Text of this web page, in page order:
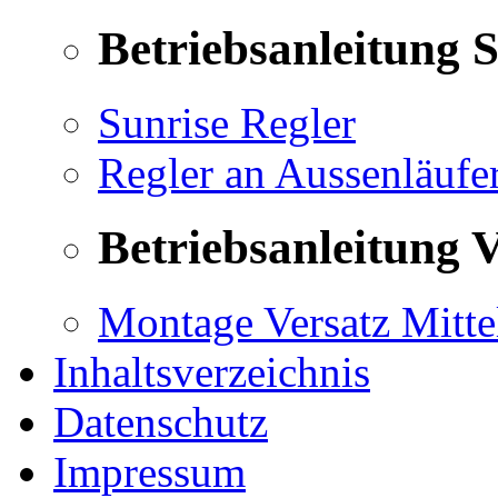
Betriebsanleitung
Sunrise Regler
Regler an
Betriebsanleitung
Montage Versatz
Inhaltsverzeichnis
Datenschutz
Impressum